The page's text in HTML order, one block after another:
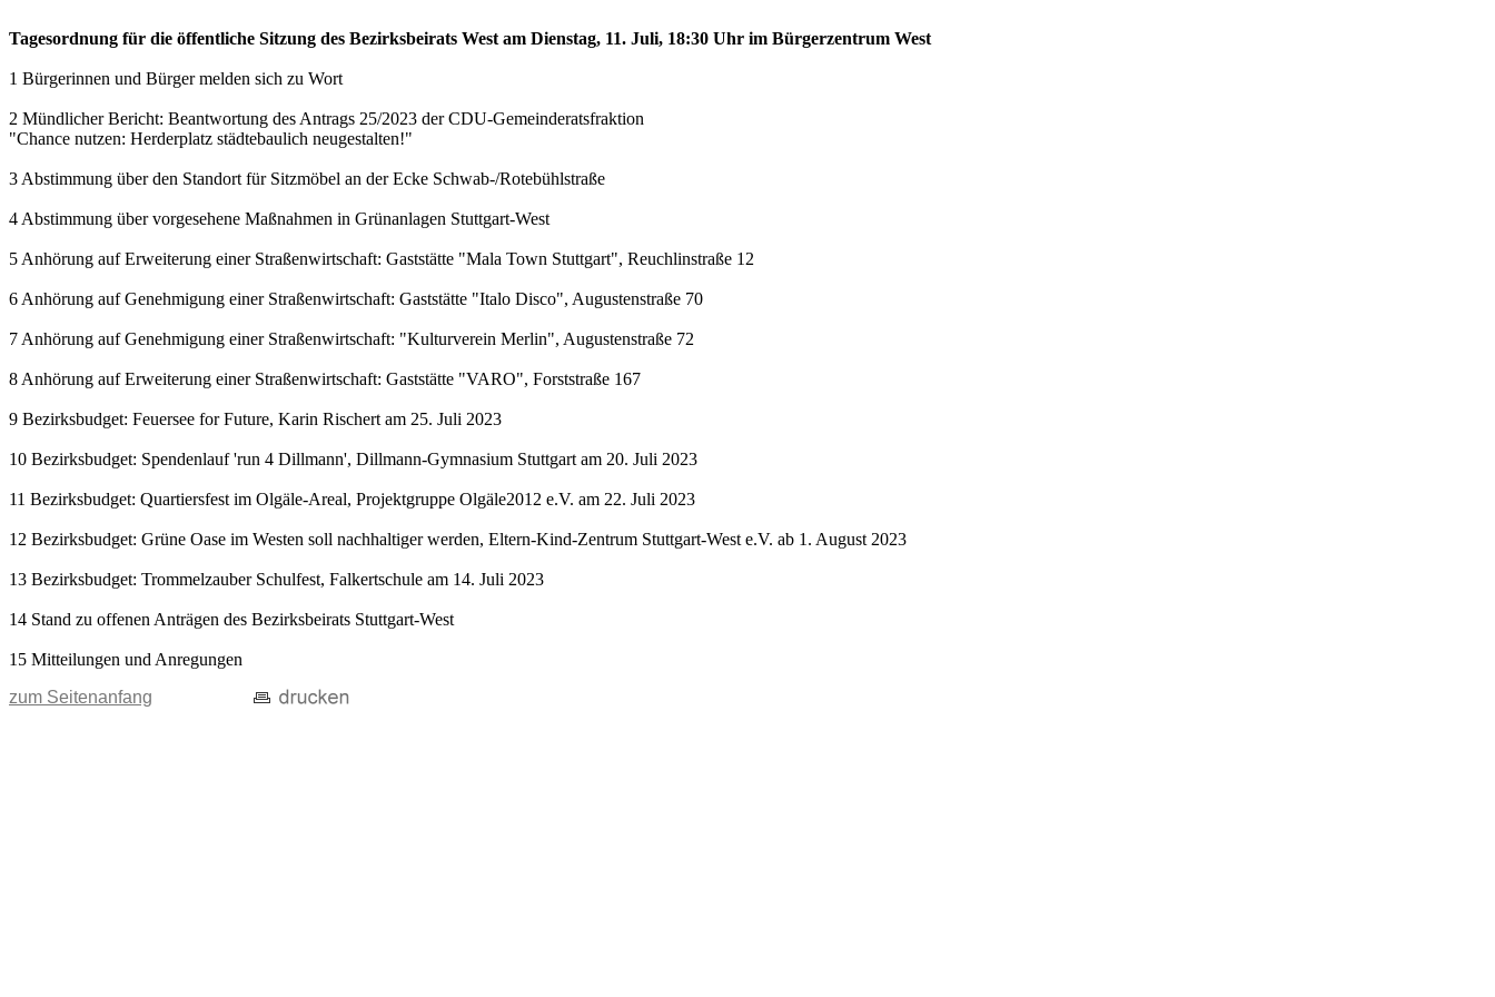
Tagesordnung für die öffentliche Sitzung des Bezirksbeirats West am Dienstag, 11. Juli, 18:30 Uhr im Bürgerzentrum West
1 Bürgerinnen und Bürger melden sich zu Wort
2 Mündlicher Bericht: Beantwortung des Antrags 25/2023 der CDU-Gemeinderatsfraktion
"Chance nutzen: Herderplatz städtebaulich neugestalten!"
3 Abstimmung über den Standort für Sitzmöbel an der Ecke Schwab-/Rotebühlstraße
4 Abstimmung über vorgesehene Maßnahmen in Grünanlagen Stuttgart-West
5 Anhörung auf Erweiterung einer Straßenwirtschaft: Gaststätte "Mala Town Stuttgart", Reuchlinstraße 12
6 Anhörung auf Genehmigung einer Straßenwirtschaft: Gaststätte "Italo Disco", Augustenstraße 70
7 Anhörung auf Genehmigung einer Straßenwirtschaft: "Kulturverein Merlin", Augustenstraße 72
8 Anhörung auf Erweiterung einer Straßenwirtschaft: Gaststätte "VARO", Forststraße 167
9 Bezirksbudget: Feuersee for Future, Karin Rischert am 25. Juli 2023
10 Bezirksbudget: Spendenlauf 'run 4 Dillmann', Dillmann-Gymnasium Stuttgart am 20. Juli 2023
11 Bezirksbudget: Quartiersfest im Olgäle-Areal, Projektgruppe Olgäle2012 e.V. am 22. Juli 2023
12 Bezirksbudget: Grüne Oase im Westen soll nachhaltiger werden, Eltern-Kind-Zentrum Stuttgart-West e.V. ab 1. August 2023
13 Bezirksbudget: Trommelzauber Schulfest, Falkertschule am 14. Juli 2023
14 Stand zu offenen Anträgen des Bezirksbeirats Stuttgart-West
15 Mitteilungen und Anregungen
zum Seitenanfang